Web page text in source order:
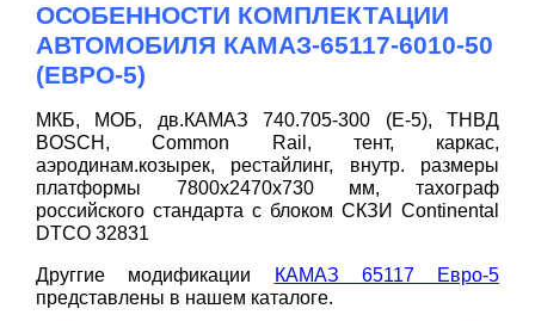
ОСОБЕННОСТИ КОМПЛЕКТАЦИИ
АВТОМОБИЛЯ КАМАЗ-65117-6010-50
(ЕВРО-5)
МКБ, МОБ, дв.КАМАЗ 740.705-300 (Е-5), ТНВД
BOSCH, Common Rail, тент, каркас,
аэродинам.козырек, рестайлинг, внутр. размеры
платформы 7800х2470х730 мм, тахограф
российского стандарта с блоком СКЗИ Continental
DTCO 32831
Друггие модификации
КАМАЗ 65117 Евро-5
представлены в нашем каталоге.